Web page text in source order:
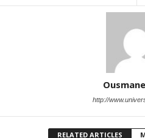
http://
RELATED ARTICLES